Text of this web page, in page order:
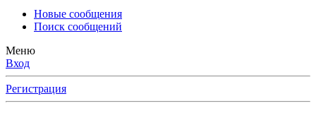
Новые сообщения
Поиск сообщений
Меню
Вход
Регистрация